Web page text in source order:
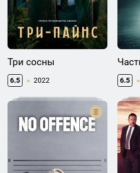
Три сосны
6.5 2022 6.5